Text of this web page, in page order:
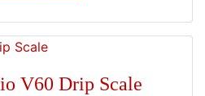
V60 Drip Scale